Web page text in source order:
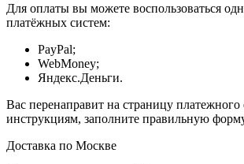
Для оплаты вы можете воспользоваться
платёжных систем:
PayPal;
WebMoney;
Яндекс.Деньги.
Вас перенаправит на страницу платежного
инструкциям, заполните правильную
Доставка по Москве